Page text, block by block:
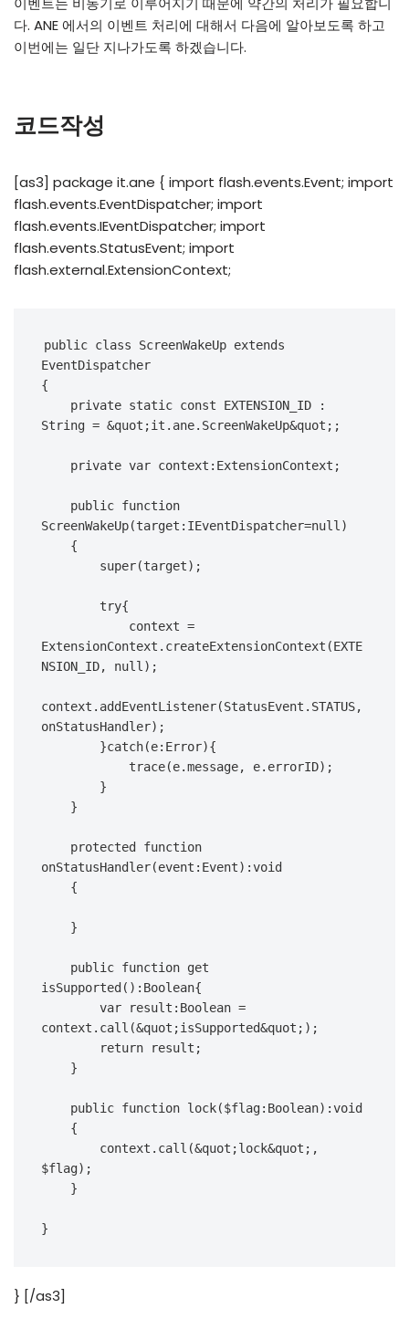
다. ANE 에서의 이벤트 처리에 대해서 다음에 알아보도록 하고
이번에는 일단 지나가도록 하겠습니다.
코드작성
[as3] package it.ane { import flash.events.Event; import
flash.events.EventDispatcher; import
flash.events.IEventDispatcher; import
flash.events.StatusEvent; import
flash.external.ExtensionContext;
public class ScreenWakeUp extends
EventDispatcher
{
String = &quot;it.ane.ScreenWakeUp&quot;;
ScreenWakeUp(target:IEventDispatcher=null)
ExtensionContext.createExtensionContext(EXTE
NSION_ID, null);
context.addEventListener(StatusEvent.STATUS,
onStatusHandler);
onStatusHandler(event:Event):void
isSupported():Boolean{
context.call(&quot;isSupported&quot;);
$flag);
}
} [/as3]